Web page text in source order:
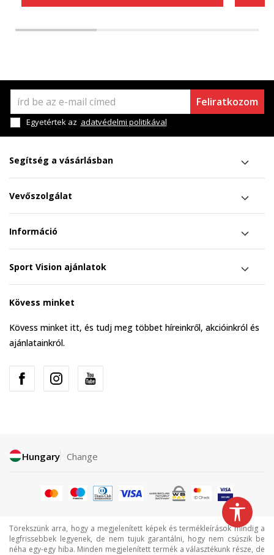
Feliratkozom
Egyetértek az adatvédelmi politikával
Segítség a vásárlásban
Vevőszolgálat
Információ
Sport Vision ajánlatok
Kövess minket
Kövess minket itt, és tudj meg többet híreinkről, akcióinkról és
ajánlatainkról.
Hungary Change
Törekszünk arra, hogy a megjelenített képek és termékleírások mindig a
legfrissebbek legyenek, de nem tujuk garantálni, hogy nem csúszik be
néha egy-egy hiba. Minden megjelenített termék a választékunk része, de